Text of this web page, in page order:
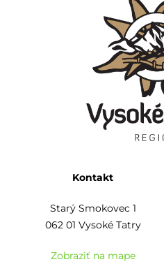
Kontakt
Starý Smokovec 1
062 01 Vysoké Tatry
Zobraziť na mape